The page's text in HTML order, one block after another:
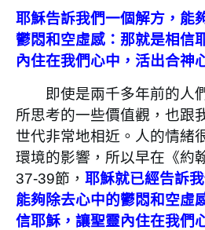
耶穌告訴我們一個解方，能
鬱悶和空虛感：那就是相信
內住在我們心中，活出合神
即使是兩千多年前的人
所思考的一些價值觀，也跟
世代非常地相近。人的情緒
環境的影響，所以早在《約
37-39節， 耶穌就已經告訴
能夠除去心中的鬱悶和空虛
信耶穌，讓聖靈內住在我們